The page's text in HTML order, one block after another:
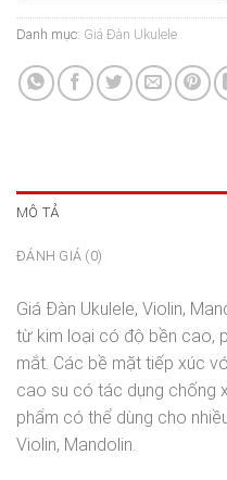
Danh mục: Giá Đàn Ukulele
MÔ TẢ
ĐÁNH GIÁ (0)
Giá Đàn Ukulele, Violin,
từ kim loại có độ bền cao,
mắt. Các bề mặt tiếp xúc
cao su có tác dụng chống
phẩm có thể dùng cho
Violin, Mandolin.